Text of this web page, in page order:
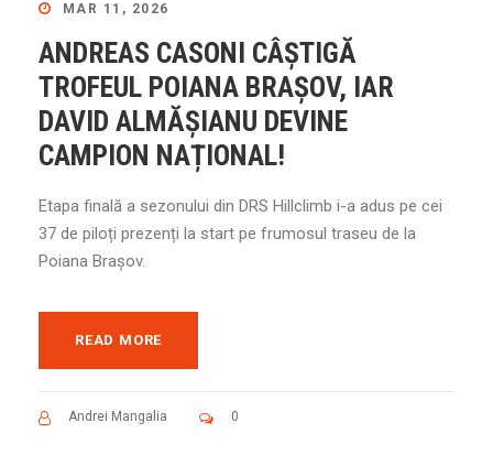
MAR 11, 2026
ANDREAS CASONI CÂȘTIGĂ
TROFEUL POIANA BRAȘOV, IAR
DAVID ALMĂȘIANU DEVINE
CAMPION NAȚIONAL!
Etapa finală a sezonului din DRS Hillclimb i-a adus pe cei
37 de piloți prezenți la start pe frumosul traseu de la
Poiana Brașov.
READ MORE
Andrei Mangalia 0